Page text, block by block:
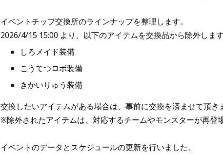
イベントチップ交換所のラインナップを整理します。
2026/4/15 15:00 より、以下のアイテムを交換品から除外します
しろメイド装備
こうてつロボ装備
きかいりゅう装備
交換したいアイテムがある場合は、事前に交換を済ませて頂き
※除外されたアイテムは、対応するチームやモンスターが再登
イベントのデータとスケジュールの更新を行いました。